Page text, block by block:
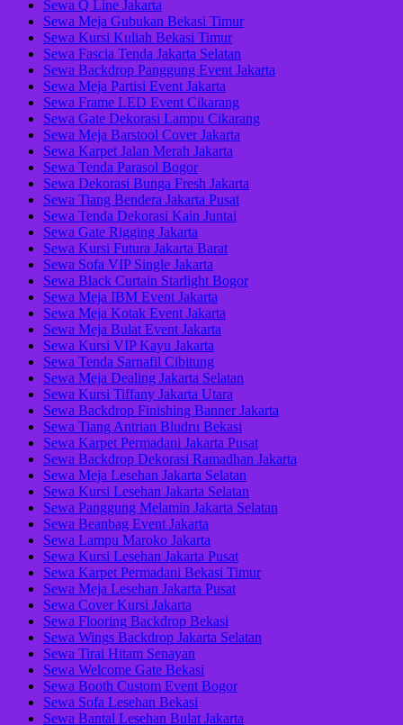
Sewa Q Line Jakarta
Sewa Meja Gubukan Bekasi Timur
Sewa Kursi Kuliah Bekasi Timur
Sewa Fascia Tenda Jakarta Selatan
Sewa Backdrop Panggung Event Jakarta
Sewa Meja Partisi Event Jakarta
Sewa Frame LED Event Cikarang
Sewa Gate Dekorasi Lampu Cikarang
Sewa Meja Barstool Cover Jakarta
Sewa Karpet Jalan Merah Jakarta
Sewa Tenda Parasol Bogor
Sewa Dekorasi Bunga Fresh Jakarta
Sewa Tiang Bendera Jakarta Pusat
Sewa Tenda Dekorasi Kain Juntai
Sewa Gate Rigging Jakarta
Sewa Kursi Futura Jakarta Barat
Sewa Sofa VIP Single Jakarta
Sewa Black Curtain Starlight Bogor
Sewa Meja IBM Event Jakarta
Sewa Meja Kotak Event Jakarta
Sewa Meja Bulat Event Jakarta
Sewa Kursi VIP Kayu Jakarta
Sewa Tenda Sarnafil Cibitung
Sewa Meja Dealing Jakarta Selatan
Sewa Kursi Tiffany Jakarta Utara
Sewa Backdrop Finishing Banner Jakarta
Sewa Tiang Antrian Bludru Bekasi
Sewa Karpet Permadani Jakarta Pusat
Sewa Backdrop Dekorasi Ramadhan Jakarta
Sewa Meja Lesehan Jakarta Selatan
Sewa Kursi Lesehan Jakarta Selatan
Sewa Panggung Melamin Jakarta Selatan
Sewa Beanbag Event Jakarta
Sewa Lampu Maroko Jakarta
Sewa Kursi Lesehan Jakarta Pusat
Sewa Karpet Permadani Bekasi Timur
Sewa Meja Lesehan Jakarta Pusat
Sewa Cover Kursi Jakarta
Sewa Flooring Backdrop Bekasi
Sewa Wings Backdrop Jakarta Selatan
Sewa Tirai Hitam Senayan
Sewa Welcome Gate Bekasi
Sewa Booth Custom Event Bogor
Sewa Sofa Lesehan Bekasi
Sewa Bantal Lesehan Bulat Jakarta